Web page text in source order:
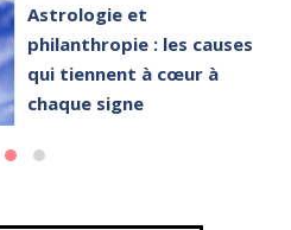
Astrologie et
philanthropie : les causes
qui tiennent à cœur à
chaque signe